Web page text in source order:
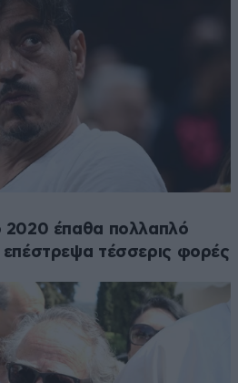
2020 έπαθα πολλαπλό
τέσσερις φορές